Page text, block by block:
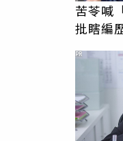
苦苓喊
批瞎編
PR